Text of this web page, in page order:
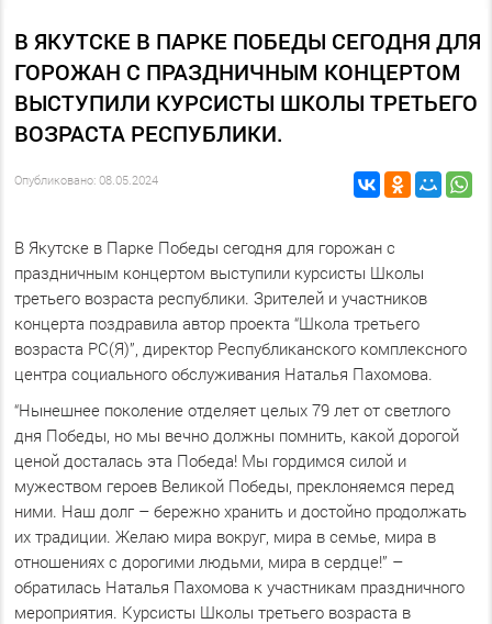
В ЯКУТСКЕ В ПАРКЕ ПОБЕДЫ СЕГОДНЯ ДЛЯ
ГОРОЖАН С ПРАЗДНИЧНЫМ КОНЦЕРТОМ
ВЫСТУПИЛИ КУРСИСТЫ ШКОЛЫ ТРЕТЬЕГО
ВОЗРАСТА РЕСПУБЛИКИ.
Опубликовано: 08.05.2024
В Якутске в Парке Победы сегодня для горожан с
праздничным концертом выступили курсисты Школы
третьего возраста республики. Зрителей и участников
концерта поздравила автор проекта “Школа третьего
возраста РС(Я)”, директор Республиканского комплексного
центра социального обслуживания Наталья Пахомова.
“Нынешнее поколение отделяет целых 79 лет от светлого
дня Победы, но мы вечно должны помнить, какой дорогой
ценой досталась эта Победа! Мы гордимся силой и
мужеством героев Великой Победы, преклоняемся перед
ними. Наш долг – бережно хранить и достойно продолжать
их традиции. Желаю мира вокруг, мира в семье, мира в
отношениях с дорогими людьми, мира в сердце!” –
обратилась Наталья Пахомова к участникам праздничного
мероприятия. Курсисты Школы третьего возраста в